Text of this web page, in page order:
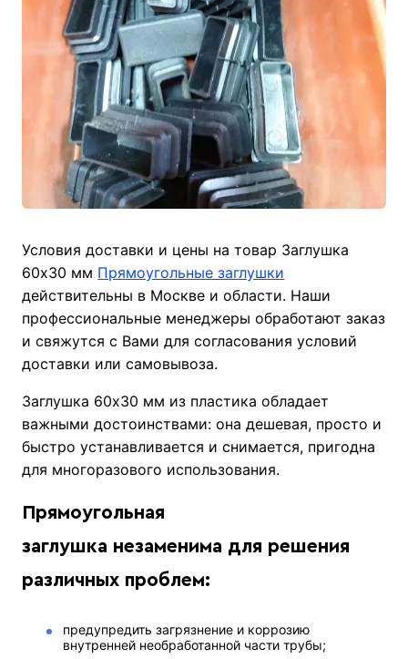
Условия доставки и цены на товар Заглушка
60х30 мм Прямоугольные заглушки
действительны в Москве и области. Наши
профессиональные менеджеры обработают заказ
и свяжутся с Вами для согласования условий
доставки или самовывоза.
Заглушка 60х30 мм из пластика обладает
важными достоинствами: она дешевая, просто и
быстро устанавливается и снимается, пригодна
для многоразового использования.
Прямоугольная
заглушка незаменима для решения
различных проблем:
предупредить загрязнение и коррозию
внутренней необработанной части трубы;